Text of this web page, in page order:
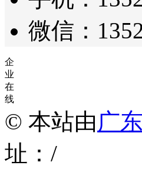
微信：
企
业
在
线
© 本站由广
址：/